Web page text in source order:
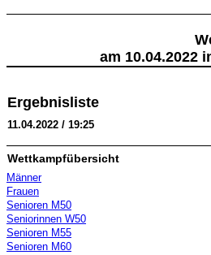
am 10.04.2022
Ergebnisliste
11.04.2022 / 19:25
Wettkampfübersicht
Männer
Frauen
Senioren M50
Seniorinnen W50
Senioren M55
Senioren M60